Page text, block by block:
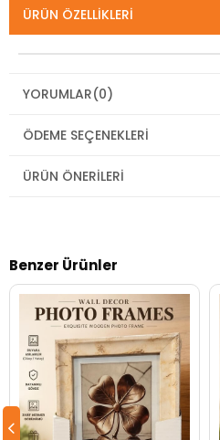
ÜRÜN ÖZELLIKLERI
YORUMLAR(0)
ÖDEME SEÇENEKLERI
ÜRÜN ÖNERILERI
Benzer Ürünler